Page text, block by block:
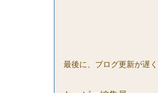
最後に、ブログ更新が遅